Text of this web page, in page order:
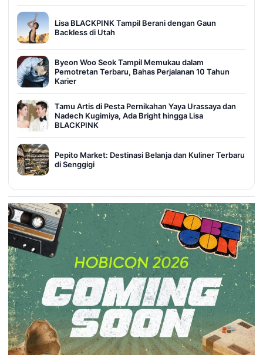
Lisa BLACKPINK Tampil Berani dengan Gaun
Backless di Utah
Byeon Woo Seok Tampil Memukau dalam
Pemotretan Terbaru, Bahas Perjalanan 10 Tahun
Karier
Tamu Artis di Pesta Pernikahan Yaya Urassaya dan
Nadech Kugimiya, Ada Bright hingga Lisa
BLACKPINK
Pepito Market: Destinasi Belanja dan Kuliner Terbaru
di Senggigi